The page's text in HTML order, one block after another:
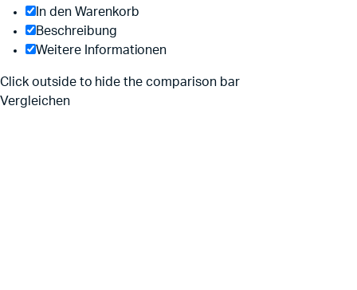
In den Warenkorb
Beschreibung
Weitere Informationen
Click outside to hide the comparison bar
Vergleichen